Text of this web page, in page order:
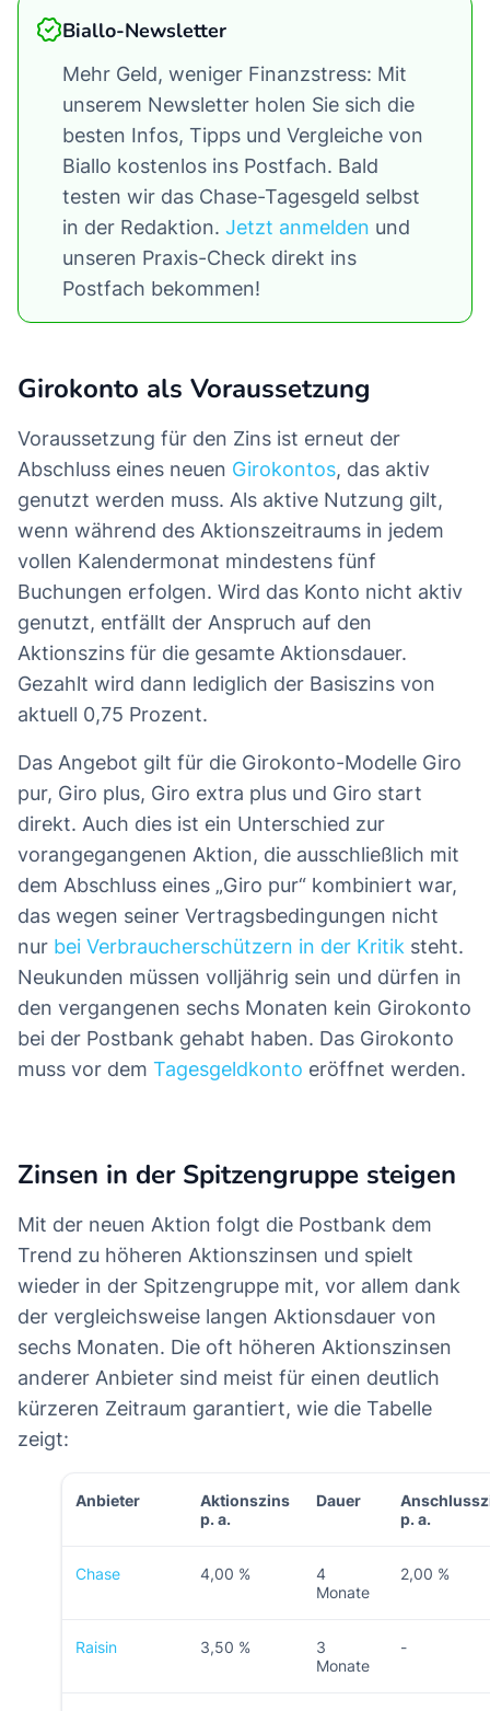
Biallo-Newsletter
Mehr Geld, weniger Finanzstress: Mit
unserem Newsletter holen Sie sich die
besten Infos, Tipps und Vergleiche von
Biallo kostenlos ins Postfach. Bald
testen wir das Chase-Tagesgeld selbst
in der Redaktion. Jetzt anmelden und
unseren Praxis-Check direkt ins
Postfach bekommen!
Girokonto als Voraussetzung
Voraussetzung für den Zins ist erneut der
Abschluss eines neuen Girokontos, das aktiv
genutzt werden muss. Als aktive Nutzung gilt,
wenn während des Aktionszeitraums in jedem
vollen Kalendermonat mindestens fünf
Buchungen erfolgen. Wird das Konto nicht aktiv
genutzt, entfällt der Anspruch auf den
Aktionszins für die gesamte Aktionsdauer.
Gezahlt wird dann lediglich der Basiszins von
aktuell 0,75 Prozent.
Das Angebot gilt für die Girokonto-Modelle Giro
pur, Giro plus, Giro extra plus und Giro start
direkt. Auch dies ist ein Unterschied zur
vorangegangenen Aktion, die ausschließlich mit
dem Abschluss eines „Giro pur“ kombiniert war,
das wegen seiner Vertragsbedingungen nicht
nur bei Verbraucherschützern in der Kritik steht.
Neukunden müssen volljährig sein und dürfen in
den vergangenen sechs Monaten kein Girokonto
bei der Postbank gehabt haben. Das Girokonto
muss vor dem Tagesgeldkonto eröffnet werden.
Zinsen in der Spitzengruppe steigen
Mit der neuen Aktion folgt die Postbank dem
Trend zu höheren Aktionszinsen und spielt
wieder in der Spitzengruppe mit, vor allem dank
der vergleichsweise langen Aktionsdauer von
sechs Monaten. Die oft höheren Aktionszinsen
anderer Anbieter sind meist für einen deutlich
kürzeren Zeitraum garantiert, wie die Tabelle
zeigt:
Anbieter
Aktionszins
p. a.
Dauer
p. a.
Chase 4,00 %
4
Monate
2,00 %
Raisin 3,50 %
3
Monate
-